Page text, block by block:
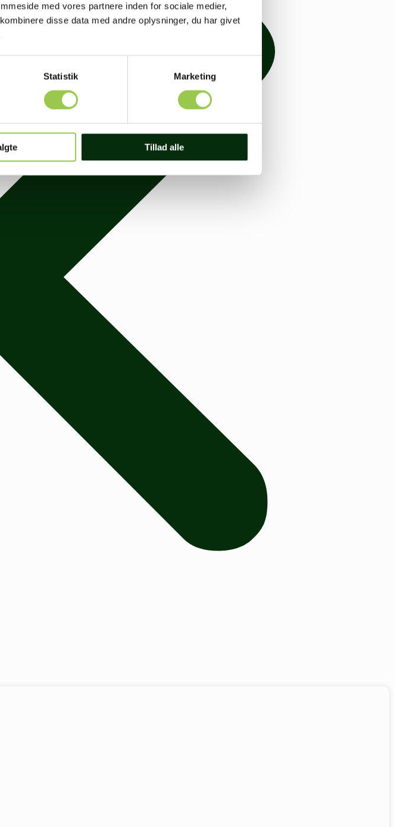
med vores partnere inden for sociale medier,
disse data med andre oplysninger, du har givet
Statistik Marketing
Tillad alle